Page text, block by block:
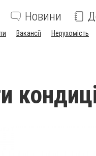
Новини
Вакансії Нерухомість